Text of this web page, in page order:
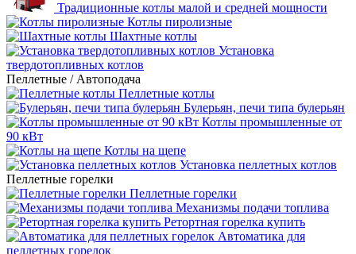
Традиционные котлы малой и средней мощности
Котлы пиролизные
Шахтные котлы
Установка
твердотопливных котлов
Пеллетные / Автоподача
Пеллетные котлы
Булерьян, печи типа булерьян
Котлы промышленные от
90 кВт
Котлы на щепе
Установка пеллетных котлов
Пеллетные горелки
Пеллетные горелки
Механизмы подачи топлива
Ретортная горелка купить
Автоматика для
пеллетных горелок